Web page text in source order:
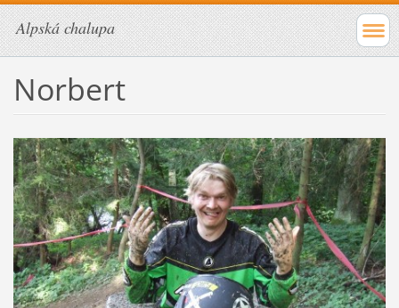
Alpská chalupa
Norbert